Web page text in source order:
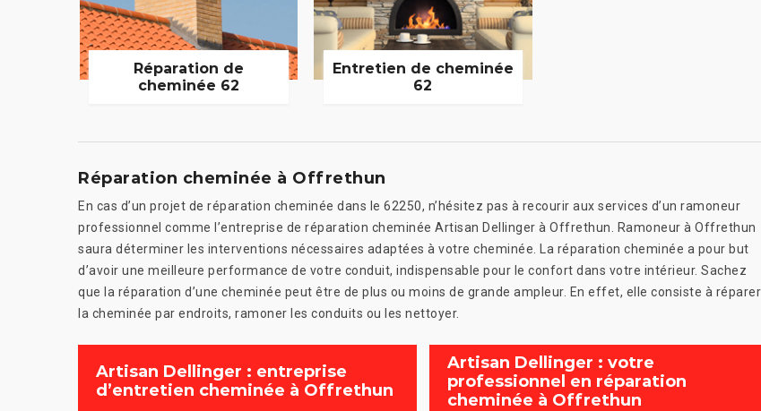
Réparation de
cheminée 62
Entretien de cheminée
62
Réparation cheminée à Offrethun
En cas d’un projet de réparation cheminée dans le 62250, n’hésitez pas à recourir aux services d’un ramoneur
professionnel comme l’entreprise de réparation cheminée Artisan Dellinger à Offrethun. Ramoneur à Offrethun
saura déterminer les interventions nécessaires adaptées à votre cheminée. La réparation cheminée a pour but
d’avoir une meilleure performance de votre conduit, indispensable pour le confort dans votre intérieur. Sachez
que la réparation d’une cheminée peut être de plus ou moins de grande ampleur. En effet, elle consiste à réparer
la cheminée par endroits, ramoner les conduits ou les nettoyer.
Artisan Dellinger : entreprise
d’entretien cheminée à Offrethun
Artisan Dellinger : votre
professionnel en réparation
cheminée à Offrethun